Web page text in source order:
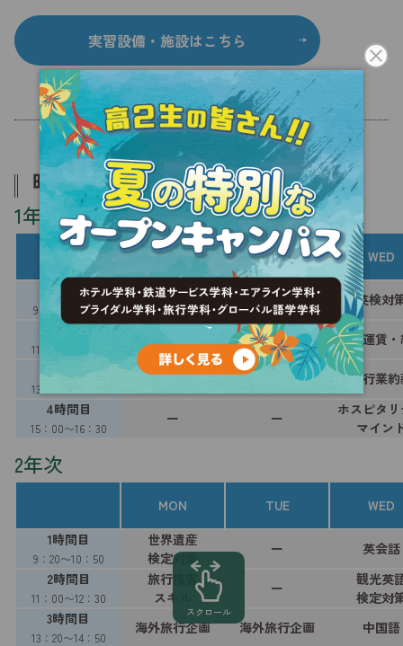
実習設備・施設はこちら
時間割例
1年次
MON TUE
WED
1時間目
9：20〜10：50
海外旅行実務 旅行憲法
英検対
2時間目
11：00〜12：30
海外地理 JR運賃計算
各種運賃
3時間目
13：20〜14：50
国内地理 国内地理
旅行業
4時間目
15：00〜16：30
ー ー
ホスピタ
マイン
スクロール
2年次
MON TUE
WED
1時間目
9：20〜10：50
世界遺産
検定対策
ー
英会話
2時間目
11：00〜12：30
旅行接客
スキル
ー
観光英
検定対
3時間目
13：20〜14：50
海外旅行企画 海外旅行企画
中国語
スクロール